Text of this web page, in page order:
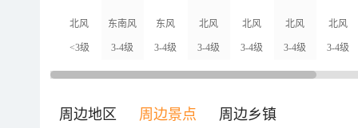
北风
<3级
东南风
3-4级
东风
3-4级
北风
3-4级
北风
3-4级
北风
3-4级
北风
3-4级
周边地区 周边景点 周边乡镇